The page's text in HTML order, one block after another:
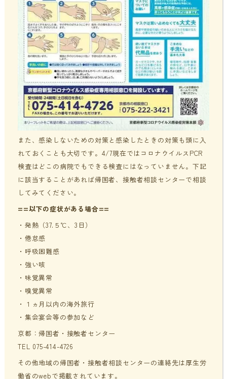
また、感染しないための対策と感染したときの対策も頭に入
れておくことも大切です。 4/7現在ではコロナウイルスPCR
検査はどこの病院でもできる検査にはなっていません。下記
に該当することがあれば帰国者、接触者相談センターで相談
してみてください。
==以下の症状がある場合==
・発熱（37.５℃、3日）
・倦怠感
・呼吸困難感
・強い咳
・味覚異常
・嗅覚異常
・１ヵ月以内の海外旅行
・集会宴会等の参加など
京都：帰国者・接触者センター
TEL 075-414-4726
その他地域の帰国者・接触者相談センターの連絡先は厚生労
働省のwebで掲載されています。